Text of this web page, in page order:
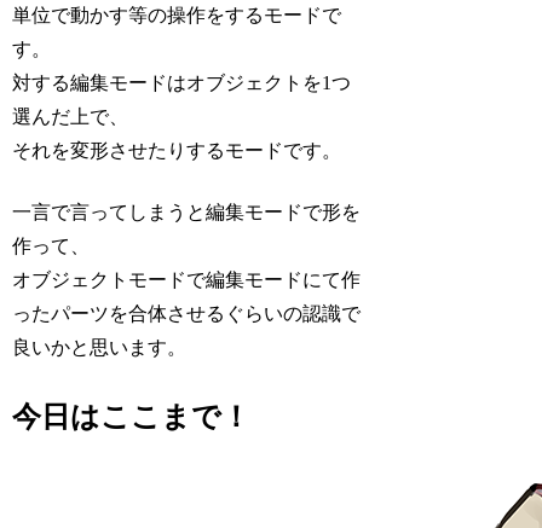
単位で動かす等の操作をするモードで
す。
対する編集モードはオブジェクトを1つ
選んだ上で、
それを変形させたりするモードです。
一言で言ってしまうと編集モードで形を
作って、
オブジェクトモードで編集モードにて作
ったパーツを合体させるぐらいの認識で
良いかと思います。
今日はここまで！